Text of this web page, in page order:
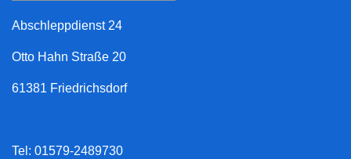
Abschleppdienst 24
Otto Hahn Straße 20
61381 Friedrichsdorf
Tel: 01579-2489730